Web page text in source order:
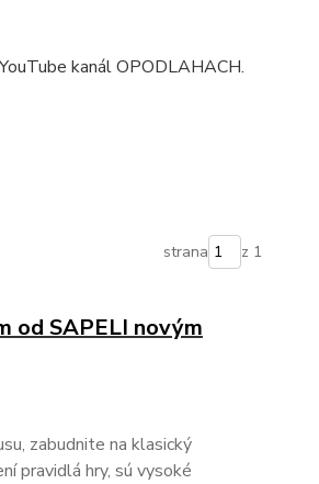
kanál OPODLAHACH.
strana z 1
od SAPELI novým
zabudnite na klasický
pravidlá hry, sú vysoké